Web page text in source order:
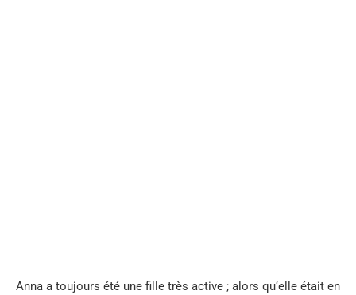
Anna a toujours été une fille très active ; alors qu‘elle était en